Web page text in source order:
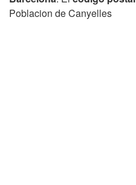
Poblacion de Canyelles